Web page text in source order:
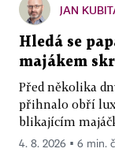
JAN
Hledá se
majákem
Před několika
přihnalo obří
blikajícím
4. 8. 2026 ▪ 6 min.